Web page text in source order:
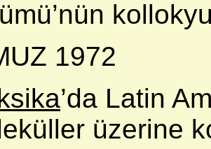
1972
’da Latin
üzerine